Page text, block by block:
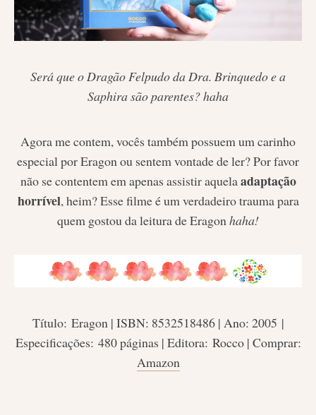
Será que o Dragão Felpudo da Dra. Brinquedo e a
Saphira são parentes? haha
Agora me contem, vocês também possuem um carinho
especial por Eragon ou sentem vontade de ler? Por favor
não se contentem em apenas assistir aquelaadaptação
horrível, heim? Esse filme é um verdadeiro trauma para
quem gostou da leitura de Eragon haha!
Título: Eragon | ISBN: 8532518486 | Ano: 2005 |
Especificações: 480 páginas | Editora: Rocco | Comprar:
Amazon